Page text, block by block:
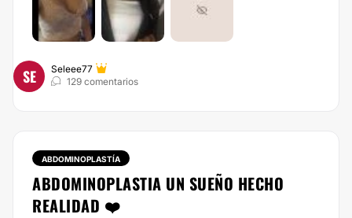
SE
Seleee77
129 comentarios
ABDOMINOPLASTÍA
ABDOMINOPLASTIA UN SUEÑO HECHO
REALIDAD ❤️